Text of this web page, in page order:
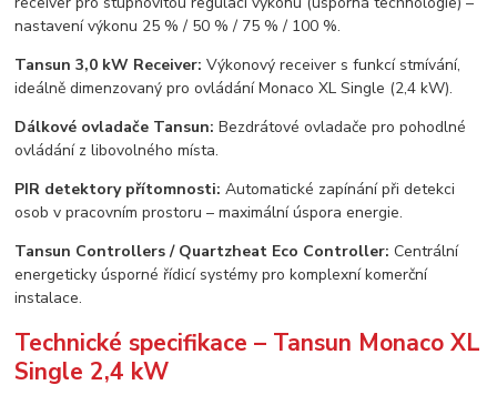
nastavení výkonu 25 % / 50 % / 75 % / 100 %.
Tansun 3,0 kW Receiver: Výkonový receiver s funkcí stmívání,
ideálně dimenzovaný pro ovládání Monaco XL Single (2,4 kW).
Dálkové ovladače Tansun: Bezdrátové ovladače pro pohodlné
ovládání z libovolného místa.
PIR detektory přítomnosti: Automatické zapínání při detekci
osob v pracovním prostoru – maximální úspora energie.
Tansun Controllers / Quartzheat Eco Controller: Centrální
energeticky úsporné řídicí systémy pro komplexní komerční
instalace.
Technické specifikace – Tansun Monaco XL
Single 2,4 kW